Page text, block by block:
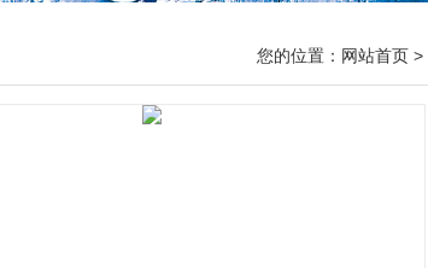
您的位置： 网站首页 >